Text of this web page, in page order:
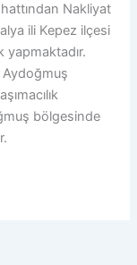
Nakliyat
ili Kepez ilçesi
Aydoğmuş
bölgesinde